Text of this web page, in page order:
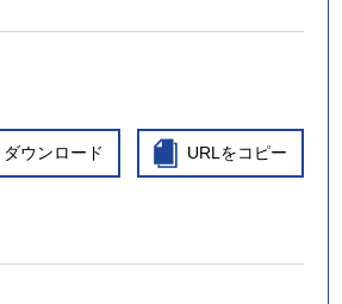
ダウンロード URLをコピー